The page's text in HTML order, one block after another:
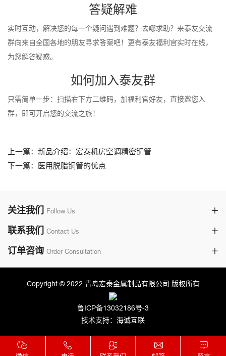
答疑解难
实时互动，解决您的每一个疑问遇到难题？去哪求助？来泰友交流
群向来自全国各地的朋友寻求答案吧！更有泰友福利官实时在线，
为您解答疑惑。
如何加入泰友群
只需简单一步：扫描右下方二维码，加福利官好友，直接邀您入
群，即可开启您的交流之旅！
上一篇：新品介绍：宏泰机房空调精密铜管
下一篇：医用脱脂铜管的优点
关注我们 Follow Us
联系我们 Contact Us
订单咨询 Order Consultation
Copyright © 2022 青岛宏泰金属制品有限公司 版权所有
鲁ICP备13032186号-3
技术支持：海诚互联